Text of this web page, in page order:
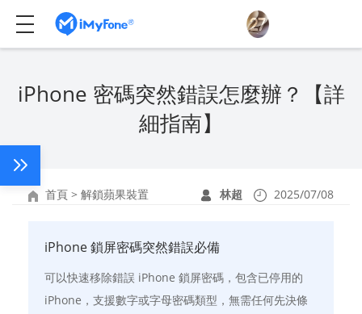
iPhone 密碼突然錯誤怎麼辦？【詳
細指南】
首頁 > 解鎖蘋果裝置 林超 2025/07/08
iPhone 鎖屏密碼突然錯誤必備
可以快速移除錯誤 iPhone 鎖屏密碼，包含已停用的
iPhone，支援數字或字母密碼類型，無需任何先決條